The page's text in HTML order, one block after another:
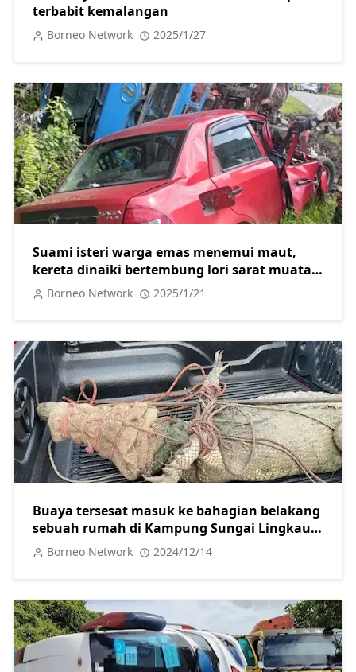
terbabit kemalangan
Borneo Network 2025/1/27
Suami isteri warga emas menemui maut,
kereta dinaiki bertembung lori sarat muatan
batu di Jalan Trusan Lawas
Borneo Network 2025/1/21
Buaya tersesat masuk ke bahagian belakang
sebuah rumah di Kampung Sungai Lingkau
Simunjan ditangkap
Borneo Network 2024/12/14